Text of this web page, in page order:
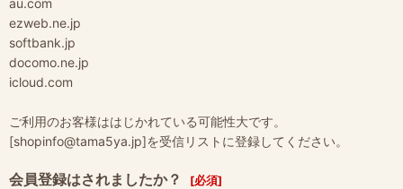
ezweb.ne.jp
softbank.jp
docomo.ne.jp
icloud.com
ご利用のお客様ははじかれている可能性大です。
[shopinfo@tama5ya.jp]を受信リストに登録してください。
会員登録はされましたか？ [必須]